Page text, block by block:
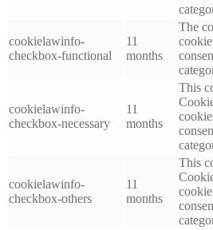
cookielawinfo-
checkbox-functional
11
months
The
cookielawinfo-
checkbox-necessary
11
months
This
cookielawinfo-
checkbox-others
11
months
This